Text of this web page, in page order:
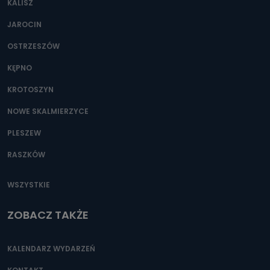
Można to zrobić pod numerem telefonu 62 735-51-05 lub
KALISZ
JAROCIN
OSTRZESZÓW
KĘPNO
KROTOSZYN
NOWE SKALMIERZYCE
PLESZEW
RASZKÓW
WSZYSTKIE
ZOBACZ TAKŻE
KALENDARZ WYDARZEŃ